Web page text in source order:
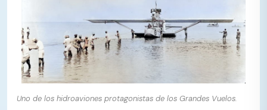
Uno de los hidroaviones protagonistas de los Grandes Vuelos.